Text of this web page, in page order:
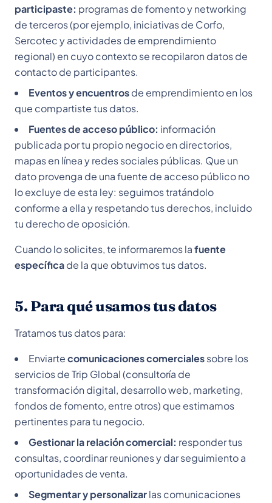
participaste: programas de fomento y networking
de terceros (por ejemplo, iniciativas de Corfo,
Sercotec y actividades de emprendimiento
regional) en cuyo contexto se recopilaron datos de
contacto de participantes.
Eventos y encuentrosde emprendimiento en los
que compartiste tus datos.
Fuentes de acceso público: información
publicada por tu propio negocio en directorios,
mapas en línea y redes sociales públicas. Que un
dato provenga de una fuente de acceso público no
lo excluye de esta ley: seguimos tratándolo
conforme a ella y respetando tus derechos, incluido
tu derecho de oposición.
Cuando lo solicites, te informaremos lafuente
específicade la que obtuvimos tus datos.
5. Para qué usamos tus datos
Tratamos tus datos para:
Enviartecomunicaciones comercialessobre los
servicios de Trip Global (consultoría de
transformación digital, desarrollo web, marketing,
fondos de fomento, entre otros) que estimamos
pertinentes para tu negocio.
Gestionar la relación comercial: responder tus
consultas, coordinar reuniones y dar seguimiento a
oportunidades de venta.
Segmentar y personalizarlas comunicaciones